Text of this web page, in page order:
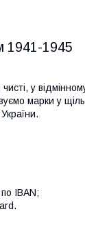
1941-1945
у
марки у
IBAN;